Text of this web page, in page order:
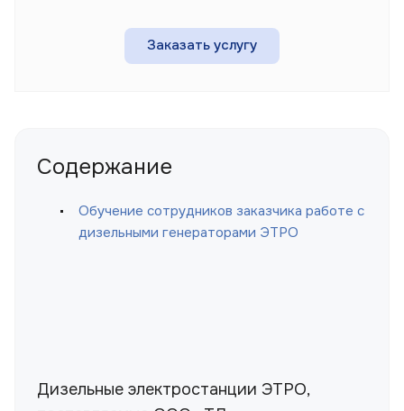
Заказать услугу
Содержание
Обучение сотрудников заказчика работе с
дизельными генераторами ЭТРО
Дизельные электростанции ЭТРО,